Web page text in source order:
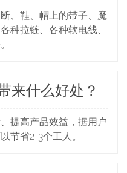
、鞋、帽上的带子、魔
种拉链、各种软电线、
来什么好处？
提高产品效益，据用户
节省2-3个工人。